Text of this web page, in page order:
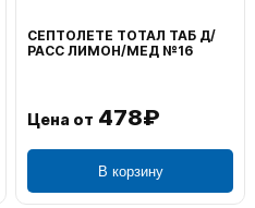
ВОЛЬТАРЕН ЭМУЛЬГЕЛЬ
НАРУЖ 2% 100Г
Цена от1 106₽
В корзину